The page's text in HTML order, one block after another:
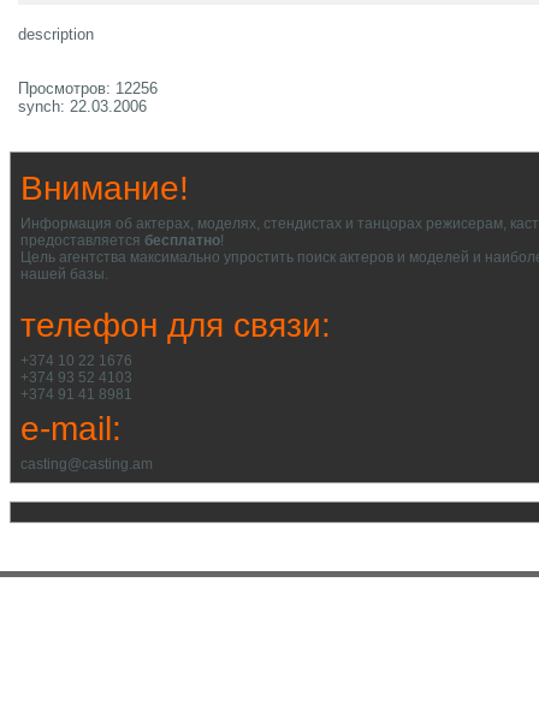
description
Просмотров: 12256
synch: 22.03.2006
Внимание!
Информация об актерах, моделях, стендистах и танцорах режисерам,
предоставляется бесплатно!
Цель агентства максимально упростить поиск актеров и моделей и
нашей базы.
телефон для связи:
+374 10 22 1676
+374 93 52 4103
+374 91 41 8981
e-mail:
casting@casting.am